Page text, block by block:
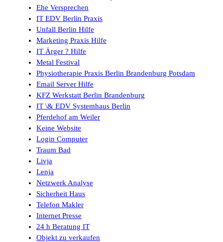
Ehe Versprechen
IT EDV Berlin Praxis
Unfall Berlin Hilfe
Marketing Praxis Hilfe
IT Ärger ? Hilfe
Metal Festival
Physiotherapie Praxis Berlin Brandenburg Potsdam
Email Server Hilfe
KFZ Werkstatt Berlin Brandenburg
IT \& EDV Systemhaus Berlin
Pferdehof am Weiler
Keine Website
Login Computer
Traum Bad
Livja
Lenja
Netzwerk Analyse
Sicherheit Haus
Telefon Makler
Internet Presse
24 h Beratung IT
Objekt zu verkaufen